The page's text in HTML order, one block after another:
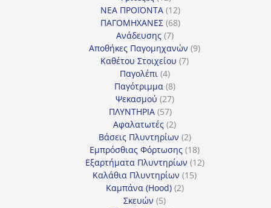
προϊόντα
ΝΕΑ ΠΡΟΪΟΝΤΑ 1212
προϊόντα
ΠΑΓΟΜΗΧΑΝΕΣ 6868
Ανάδευσης 77
προϊόντα
Αποθήκες Παγομηχανών 99
Καθέτου Στοιχείου 77
Παγολέπι 44
προϊόντα
Παγότριμμα 88
προϊόντα
Ψεκασμού 2727
προϊόντα
ΠΛΥΝΤΗΡΙΑ 5757
προϊόντα
Αφαλατωτές 22
προϊόντα
Βάσεις Πλυντηρίων 22
προϊόντα
Εμπρόσθιας Φόρτωσης 1818
προϊόντα
Εξαρτήματα Πλυντηρίων 1212
Καλάθια Πλυντηρίων 1515
Καμπάνα (Hood) 22
Σκευών 55